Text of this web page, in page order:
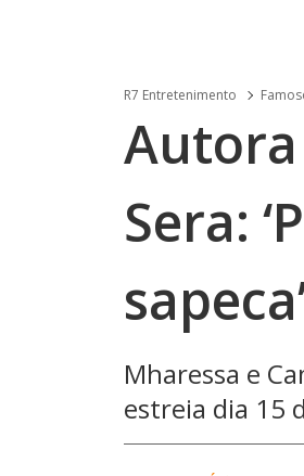
R7 Entretenimento
Autora
Sera:
Mharessa e
estreia dia 15